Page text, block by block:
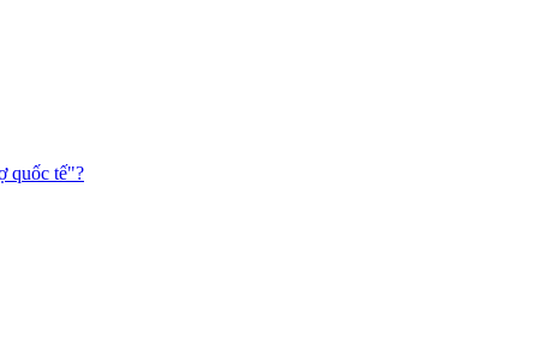
quốc tế"?